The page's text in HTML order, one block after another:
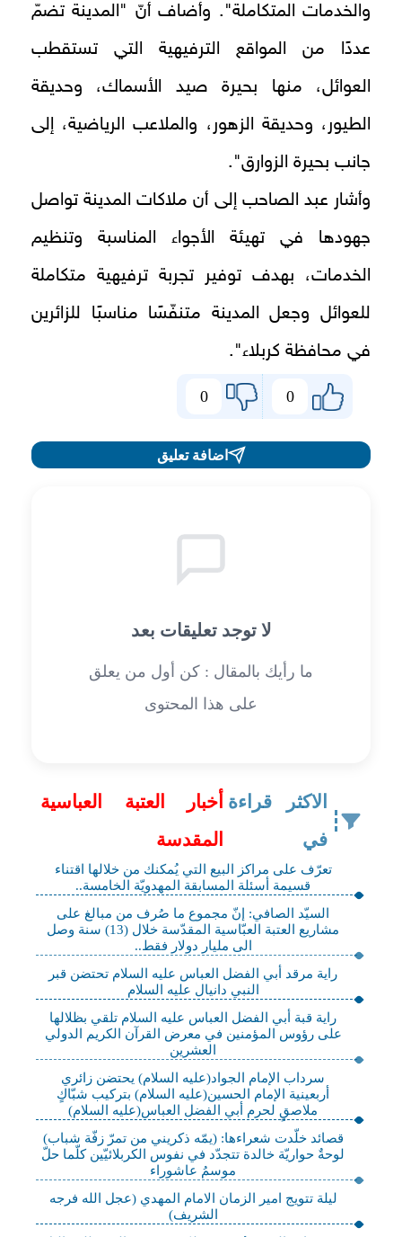
والخدمات المتكاملة". وأضاف أنّ "المدينة تضمّ
عددًا من المواقع الترفيهية التي تستقطب
العوائل، منها بحيرة صيد الأسماك، وحديقة
الطيور، وحديقة الزهور، والملاعب الرياضية، إلى
جانب بحيرة الزوارق".
وأشار عبد الصاحب إلى أن ملاكات المدينة تواصل
جهودها في تهيئة الأجواء المناسبة وتنظيم
الخدمات، بهدف توفير تجربة ترفيهية متكاملة
للعوائل وجعل المدينة متنفّسًا مناسبًا للزائرين
في محافظة كربلاء".
0
0
اضافة تعليق
لا توجد تعليقات بعد
ما رأيك بالمقال : كن أول من يعلق
على هذا المحتوى
الاكثر قراءة
في
أخبار العتبة العباسية
المقدسة
تعرّف على مراكز البيع التي يُمكنك من خلالها اقتناء
قسيمة أسئلة المسابقة المهدويّة الخامسة..
السيّد الصافي: إنّ مجموع ما صُرف من مبالغ على
مشاريع العتبة العبّاسية المقدّسة خلال (13) سنة وصل
الى مليار دولار فقط..
راية مرقد أبي الفضل العباس عليه السلام تحتضن قبر
النبي دانيال عليه السلام
راية قبة أبي الفضل العباس عليه السلام تلقي بظلالها
على رؤوس المؤمنين في معرض القرآن الكريم الدولي
العشرين
سرداب الإمام الجواد(عليه السلام) يحتضن زائري
أربعينية الإمام الحسين(عليه السلام) بتركيب شبّاكٍ
ملاصقٍ لحرم أبي الفضل العباس(عليه السلام)
قصائد خلّدت شعراءها: (يمّه ذكريني من تمرّ زفّة شباب)
لوحةٌ حواريّة خالدة تتجدّد في نفوس الكربلائيّين كلّما حلّ
موسمُ عاشوراء
ليلة تتويج امير الزمان الامام المهدي (عجل الله فرجه
الشريف)